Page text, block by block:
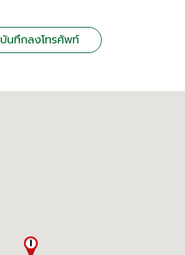
บันทึกลงโทรศัพท์